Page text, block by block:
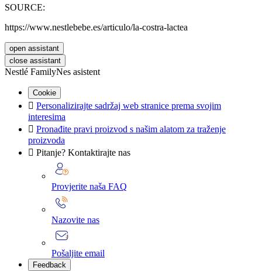
SOURCE:
https://www.nestlebebe.es/articulo/la-costra-lactea
open assistant
close assistant
Nestlé FamilyNes asistent
Cookie
 Personalizirajte sadržaj web stranice prema svojim
interesima
 Pronađite pravi proizvod s našim alatom za traženje
proizvoda
 Pitanje? Kontaktirajte nas
Provjerite naša FAQ
Nazovite nas
Pošaljite email
Feedback